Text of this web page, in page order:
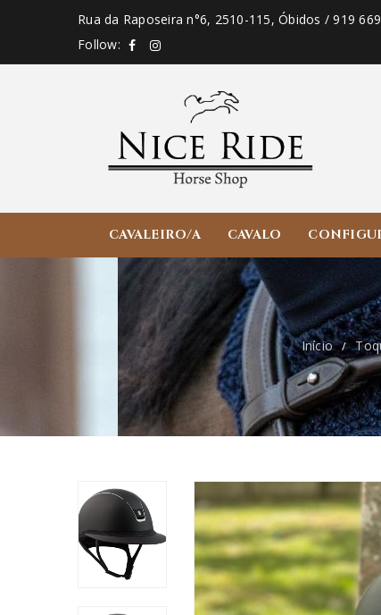
Rua da Raposeira n°6, 2510-115, Óbidos / 919
Follow:
CAVALEIRO/A CAVALO
Início /